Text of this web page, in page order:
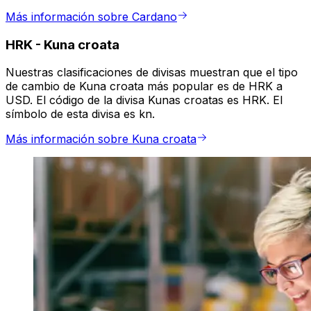
Más información sobre Cardano
HRK - Kuna croata
Nuestras clasificaciones de divisas muestran que el tipo
de cambio de Kuna croata más popular es de HRK a
USD. El código de la divisa Kunas croatas es HRK. El
símbolo de esta divisa es kn.
Más información sobre Kuna croata